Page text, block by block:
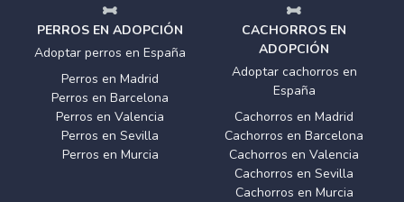
PERROS EN ADOPCIÓN
Adoptar perros en España
Perros en Madrid
Perros en Barcelona
Perros en Valencia
Perros en Sevilla
Perros en Murcia
CACHORROS EN
ADOPCIÓN
Adoptar cachorros en
España
Cachorros en Madrid
Cachorros en Barcelona
Cachorros en Valencia
Cachorros en Sevilla
Cachorros en Murcia